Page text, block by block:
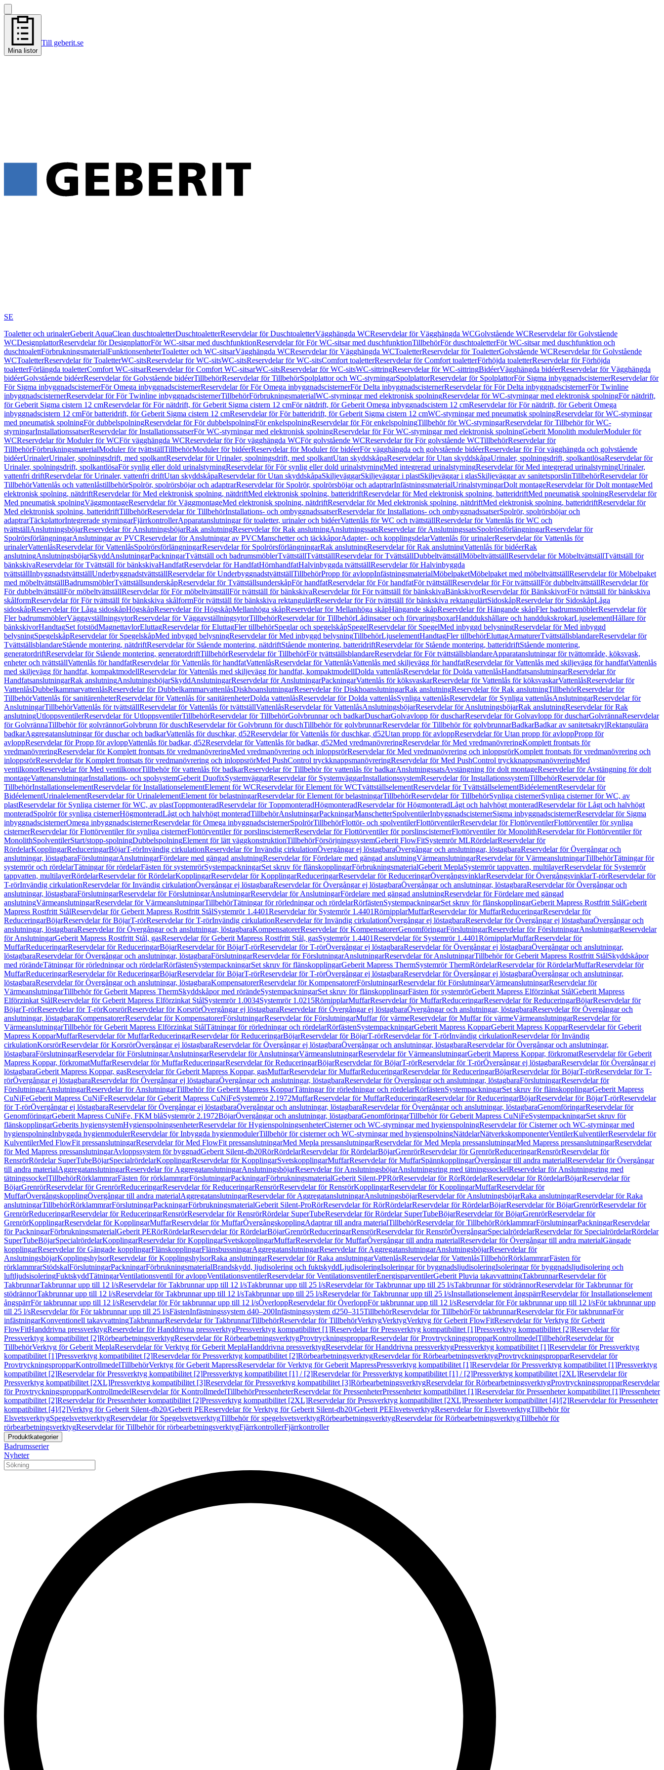
Mina listor
Till geberit.se
SE
Toaletter och urinalerGeberit AquaClean duschtoaletterDuschtoaletterReservdelar för DuschtoaletterVägghängda WCReservdelar för Vägghängda WCGolvstående WCReservdelar för Golvstående
WCDesignplattorReservdelar för DesignplattorFör WC-sitsar med duschfunktionReservdelar för För WC-sitsar med duschfunktionTillbehörFör duschtoaletterFör WC-sitsar med duschfunktion och
duschtoalettFörbrukningsmaterialFunktionsenheterToaletter och WC-sitsarVägghängda WCReservdelar för Vägghängda WCToaletterReservdelar för ToaletterGolvstående WCReservdelar för Golvstående
WCToaletterReservdelar för ToaletterWC-sitsReservdelar för WC-sitsWC-sitsReservdelar för WC-sitsComfort toaletterReservdelar för Comfort toaletterFörhöjda toaletterReservdelar för Förhöjda
toaletterFörlängda toaletterComfort WC-sitsarReservdelar för Comfort WC-sitsarWC-sitsReservdelar för WC-sitsWC-sittringReservdelar för WC-sittringBidéerVägghängda bidéerReservdelar för Vägghängda
bidéerGolvstående bidéerReservdelar för Golvstående bidéerTillbehörReservdelar för TillbehörSpolplattor och WC-styrningarSpolplattorReservdelar för SpolplattorFör Sigma inbyggnadscisternerReservdelar för
För Sigma inbyggnadscisternerFör Omega inbyggnadscisternerReservdelar för För Omega inbyggnadscisternerFör Delta inbyggnadscisternerReservdelar för För Delta inbyggnadscisternerFör Twinline
inbyggnadscisternerReservdelar för För Twinline inbyggnadscisternerTillbehörFörbrukningsmaterialWC-styrningar med elektronisk spolningReservdelar för WC-styrningar med elektronisk spolningFör nätdrift,
för Geberit Sigma cistern 12 cmReservdelar för För nätdrift, för Geberit Sigma cistern 12 cmFör nätdrift, för Geberit Omega inbyggnadscistern 12 cmReservdelar för För nätdrift, för Geberit Omega
inbyggnadscistern 12 cmFör batteridrift, för Geberit Sigma cistern 12 cmReservdelar för För batteridrift, för Geberit Sigma cistern 12 cmWC-styrningar med pneumatisk spolningReservdelar för WC-styrningar
med pneumatisk spolningFör dubbelspolningReservdelar för För dubbelspolningFör enkelspolningReservdelar för För enkelspolningTillbehör för WC-styrningarReservdelar för Tillbehör för WC-
styrningarInstallationssatserReservdelar för InstallationssatserFör WC-styrningar med elektronisk spolningReservdelar för För WC-styrningar med elektronisk spolningGeberit Monolith modulerModuler för
WCReservdelar för Moduler för WCFör vägghängda WCReservdelar för För vägghängda WCFör golvstående WCReservdelar för För golvstående WCTillbehörReservdelar för
TillbehörFörbrukningsmaterialModuler för tvättställTillbehörModuler för bidéerReservdelar för Moduler för bidéerFör vägghängda och golvstående bidéerReservdelar för För vägghängda och golvstående
bidéerUrinalerUrinaler, spolningsdrift, med spolkantReservdelar för Urinaler, spolningsdrift, med spolkantUtan skyddskåpaReservdelar för Utan skyddskåpaUrinaler, spolningsdrift, spolkantlösaReservdelar för
Urinaler, spolningsdrift, spolkantlösaFör synlig eller dold urinalstyrningReservdelar för För synlig eller dold urinalstyrningMed integrerad urinalstyrningReservdelar för Med integrerad urinalstyrningUrinaler,
vattenfri driftReservdelar för Urinaler, vattenfri driftUtan skyddskåpaReservdelar för Utan skyddskåpaSkiljeväggarSkiljeväggar i plastSkiljeväggar i glasSkiljeväggar av sanitetsporslinTillbehörReservdelar för
TillbehörVattenlås och vattenlåstillbehörSpolrör, spolrörsböjar och adaptrarReservdelar för Spolrör, spolrörsböjar och adaptrarInfästningsmaterialUrinalstyrningarDolt montageReservdelar för Dolt montageMed
elektronisk spolning, nätdriftReservdelar för Med elektronisk spolning, nätdriftMed elektronisk spolning, batteridriftReservdelar för Med elektronisk spolning, batteridriftMed pneumatisk spolningReservdelar för
Med pneumatisk spolningVäggmontageReservdelar för VäggmontageMed elektronisk spolning, nätdriftReservdelar för Med elektronisk spolning, nätdriftMed elektronisk spolning, batteridriftReservdelar för
Med elektronisk spolning, batteridriftTillbehörReservdelar för TillbehörInstallations- och ombyggnadssatserReservdelar för Installations- och ombyggnadssatserSpolrör, spolrörsböjar och
adaptrarTäckplattorIntegrerade styrningarFjärrkontrollerApparatanslutningar för toaletter, urinaler och bidéerVattenlås för WC och tvättställReservdelar för Vattenlås för WC och
tvättställAnslutningsböjarReservdelar för AnslutningsböjarRak anslutningReservdelar för Rak anslutningAnslutningssatsReservdelar för AnslutningssatsSpolrörsförlängningarReservdelar för
SpolrörsförlängningarAnslutningar av PVCReservdelar för Anslutningar av PVCManschetter och täckkåporAdapter- och kopplingsdelarVattenlås för urinalerReservdelar för Vattenlås för
urinalerVattenlåsReservdelar för VattenlåsSpolrörsförlängningarReservdelar för SpolrörsförlängningarRak anslutningReservdelar för Rak anslutningVattenlås för bidéerRak
anslutningAnslutningsböjarSkyddAnslutningarPackningarTvättställ och badrumsmöblerTvättställTvättställReservdelar för TvättställDubbeltvättställMöbeltvättställReservdelar för MöbeltvättställTvättställ för
bänkskivaReservdelar för Tvättställ för bänkskivaHandfatReservdelar för HandfatHörnhandfatHalvinbyggda tvättställReservdelar för Halvinbyggda
tvättställInbyggnadstvättställUnderbyggnadstvättställReservdelar för UnderbyggnadstvättställTillbehörPropp för avloppInfästningsmaterialMöbelpaketMöbelpaket med möbeltvättställReservdelar för Möbelpaket
med möbeltvättställBadrumsmöblerTvättställsunderskåpReservdelar för TvättställsunderskåpFör handfatReservdelar för För handfatFör tvättställReservdelar för För tvättställFör dubbeltvättställReservdelar för
För dubbeltvättställFör möbeltvättställReservdelar för För möbeltvättställFör tvättställ för bänkskivaReservdelar för För tvättställ för bänkskivaBänkskivorReservdelar för BänkskivorFör tvättställ för bänkskiva
skålformReservdelar för För tvättställ för bänkskiva skålformFör tvättställ för bänkskiva rektangulärtReservdelar för För tvättställ för bänkskiva rektangulärtSidoskåpReservdelar för SidoskåpLåga
sidoskåpReservdelar för Låga sidoskåpHögskåpReservdelar för HögskåpMellanhöga skåpReservdelar för Mellanhöga skåpHängande skåpReservdelar för Hängande skåpFler badrumsmöblerReservdelar för
Fler badrumsmöblerVäggavställningsytorReservdelar för VäggavställningsytorTillbehörReservdelar för TillbehörLådinsatser och förvaringsboxarHanddukshållare och handdukskrokarLjuselementHållare för
bänkskivorHandtagSet fotstödMagnettavlorEluttagReservdelar för EluttagFler tillbehörSpeglar och spegelskåpSpegelReservdelar för SpegelMed inbyggd belysningReservdelar för Med inbyggd
belysningSpegelskåpReservdelar för SpegelskåpMed inbyggd belysningReservdelar för Med inbyggd belysningTillbehörLjuselementHandtagFler tillbehörEluttagArmaturerTvättställsblandareReservdelar för
TvättställsblandareStående montering, nätdriftReservdelar för Stående montering, nätdriftStående montering, batteridriftReservdelar för Stående montering, batteridriftStående montering,
generatordriftReservdelar för Stående montering, generatordriftTillbehörReservdelar för TillbehörFör tvättställsblandareReservdelar för För tvättställsblandareApparatanslutningar för tvättområde, köksvask,
enheter och tvättställVattenlås för handfatReservdelar för Vattenlås för handfatVattenlåsReservdelar för VattenlåsVattenlås med skiljevägg för handfatReservdelar för Vattenlås med skiljevägg för handfatVattenlås
med skiljevägg för handfat, kompaktmodellReservdelar för Vattenlås med skiljevägg för handfat, kompaktmodellDolda vattenlåsReservdelar för Dolda vattenlåsHandfatsanslutningarReservdelar för
HandfatsanslutningarRak anslutningAnslutningsböjarSkyddAnslutningarReservdelar för AnslutningarPackningarVattenlås för köksvaskarReservdelar för Vattenlås för köksvaskarVattenlåsReservdelar för
VattenlåsDubbelkammarvattenlåsReservdelar för DubbelkammarvattenlåsDiskhoanslutningarReservdelar för DiskhoanslutningarRak anslutningReservdelar för Rak anslutningTillbehörReservdelar för
TillbehörVattenlås för sanitärenheterReservdelar för Vattenlås för sanitärenheterDolda vattenlåsReservdelar för Dolda vattenlåsSynliga vattenlåsReservdelar för Synliga vattenlåsAnslutningarReservdelar för
AnslutningarTillbehörVattenlås för tvättställReservdelar för Vattenlås för tvättställVattenlåsReservdelar för VattenlåsAnslutningsböjarReservdelar för AnslutningsböjarRak anslutningReservdelar för Rak
anslutningUtloppsventilerReservdelar för UtloppsventilerTillbehörReservdelar för TillbehörGolvbrunnar och badkarDuscharGolvavlopp för duscharReservdelar för Golvavlopp för duscharGolvrännaReservdelar
för GolvrännaTillbehör för golvrännorGolvbrunn för duschReservdelar för Golvbrunn för duschTillbehör för golvbrunnarReservdelar för Tillbehör för golvbrunnarBadkarBadkar av sanitetsakrylRektangulära
badkarAggregatanslutningar för duschar och badkarVattenlås för duschkar, d52Reservdelar för Vattenlås för duschkar, d52Utan propp för avloppReservdelar för Utan propp för avloppPropp för
avloppReservdelar för Propp för avloppVattenlås för badkar, d52Reservdelar för Vattenlås för badkar, d52Med vredmanövreringReservdelar för Med vredmanövreringKomplett frontsats för
vredmanövreringReservdelar för Komplett frontsats för vredmanövreringMed vredmanövrering och inloppsrörReservdelar för Med vredmanövrering och inloppsrörKomplett frontsats för vredmanövrering och
inloppsrörReservdelar för Komplett frontsats för vredmanövrering och inloppsrörMed PushControl tryckknappsmanövreringReservdelar för Med PushControl tryckknappsmanövreringMed
ventilkonorReservdelar för Med ventilkonorTillbehör för vattenlås för badkarReservdelar för Tillbehör för vattenlås för badkarAnslutningssatsAvstängning för dolt montageReservdelar för Avstängning för dolt
montageVattenanslutningarInstallations- och spolsystemGeberit DuofixSystemväggarReservdelar för SystemväggarInstallationssystemReservdelar för InstallationssystemTillbehörReservdelar för
TillbehörInstallationselementReservdelar för InstallationselementElement för WCReservdelar för Element för WCTvättställselementReservdelar för TvättställselementBidéelementReservdelar för
BidéelementUrinalelementReservdelar för UrinalelementElement för belastningarReservdelar för Element för belastningarTillbehörReservdelar för TillbehörSynliga cisternerSynliga cisterner för WC, av
plastReservdelar för Synliga cisterner för WC, av plastToppmonteradReservdelar för ToppmonteradHögmonteradReservdelar för HögmonteradLågt och halvhögt monteradReservdelar för Lågt och halvhögt
monteradSpolrör för synliga cisternerHögmonteradLågt och halvhögt monteradTillbehörAnslutningarPackningarManschetterSpolventilerInbyggnadscisternerSigma inbyggnadscisternerReservdelar för Sigma
inbyggnadscisternerOmega inbyggnadscisternerReservdelar för Omega inbyggnadscisternerSpolrörTillbehörFlottör- och spolventilerFlottörventilerReservdelar för FlottörventilerFlottörventiler för synliga
cisternerReservdelar för Flottörventiler för synliga cisternerFlottörventiler för porslinscisternerReservdelar för Flottörventiler för porslinscisternerFlottörventiler för MonolithReservdelar för Flottörventiler för
MonolithSpolventilerStart/stopp-spolningDubbelspolningElement för lätt väggkonstruktionTillbehörFörsörjningssystemGeberit FlowFitSystemrör MLRördelarReservdelar för
RördelarKopplingarReduceringarBöjarT-rörInvändig cirkulationReservdelar för Invändig cirkulationÖvergångar ej löstagbaraÖvergångar och anslutningar, löstagbaraReservdelar för Övergångar och
anslutningar, löstagbaraFörslutningarAnslutningarFördelare med gängad anslutningReservdelar för Fördelare med gängad anslutningVärmeanslutningarReservdelar för VärmeanslutningarTillbehörTätningar för
systemrör och rördelarTätningar för rördelarFästen för systemrörSystempackningarSet skruv för flänskopplingarFörbrukningsmaterialGeberit MeplaSystemrör tappvatten, multilayerReservdelar för Systemrör
tappvatten, multilayerRördelarReservdelar för RördelarKopplingarReservdelar för KopplingarReduceringarReservdelar för ReduceringarÖvergångsvinklarReservdelar för ÖvergångsvinklarT-rörReservdelar för
T-rörInvändig cirkulationReservdelar för Invändig cirkulationÖvergångar ej löstagbaraReservdelar för Övergångar ej löstagbaraÖvergångar och anslutningar, löstagbaraReservdelar för Övergångar och
anslutningar, löstagbaraFörslutningarReservdelar för FörslutningarAnslutningarReservdelar för AnslutningarFördelare med gängad anslutningReservdelar för Fördelare med gängad
anslutningVärmeanslutningarReservdelar för VärmeanslutningarTillbehörTätningar för rörledningar och rördelarRörfästenSystempackningarSet skruv för flänskopplingarGeberit Mapress Rostfritt StålGeberit
Mapress Rostfritt StålReservdelar för Geberit Mapress Rostfritt StålSystemrör 1.4401Reservdelar för Systemrör 1.4401RörnipplarMuffarReservdelar för MuffarReduceringarReservdelar för
ReduceringarBöjarReservdelar för BöjarT-rörReservdelar för T-rörInvändig cirkulationReservdelar för Invändig cirkulationÖvergångar ej löstagbaraReservdelar för Övergångar ej löstagbaraÖvergångar och
anslutningar, löstagbaraReservdelar för Övergångar och anslutningar, löstagbaraKompensatorerReservdelar för KompensatorerGenomföringarFörslutningarReservdelar för FörslutningarAnslutningarReservdelar
för AnslutningarGeberit Mapress Rostfritt Stål, gasReservdelar för Geberit Mapress Rostfritt Stål, gasSystemrör 1.4401Reservdelar för Systemrör 1.4401RörnipplarMuffarReservdelar för
MuffarReduceringarReservdelar för ReduceringarBöjarReservdelar för BöjarT-rörReservdelar för T-rörÖvergångar ej löstagbaraReservdelar för Övergångar ej löstagbaraÖvergångar och anslutningar,
löstagbaraReservdelar för Övergångar och anslutningar, löstagbaraFörslutningarReservdelar för FörslutningarAnslutningarReservdelar för AnslutningarTillbehör för Geberit Mapress Rostfritt StålSkyddskåpor
med rörändeTätningar för rörledningar och rördelarRörfästenSystempackningarSet skruv för flänskopplingarGeberit Mapress ThermSystemrör ThermRördelarReservdelar för RördelarMuffarReservdelar för
MuffarReduceringarReservdelar för ReduceringarBöjarReservdelar för BöjarT-rörReservdelar för T-rörÖvergångar ej löstagbaraReservdelar för Övergångar ej löstagbaraÖvergångar och anslutningar,
löstagbaraReservdelar för Övergångar och anslutningar, löstagbaraKompensatorerReservdelar för KompensatorerFörslutningarReservdelar för FörslutningarVärmeanslutningarReservdelar för
VärmeanslutningarTillbehör för Geberit Mapress ThermSkyddskåpor med rörändeSystempackningarSet skruv för flänskopplingarFästen för systemrörGeberit Mapress Elförzinkat StålGeberit Mapress
Elförzinkat StålReservdelar för Geberit Mapress Elförzinkat StålSystemrör 1.0034Systemrör 1.0215RörnipplarMuffarReservdelar för MuffarReduceringarReservdelar för ReduceringarBöjarReservdelar för
BöjarT-rörReservdelar för T-rörKorsrörReservdelar för KorsrörÖvergångar ej löstagbaraReservdelar för Övergångar ej löstagbaraÖvergångar och anslutningar, löstagbaraReservdelar för Övergångar och
anslutningar, löstagbaraKompensatorerReservdelar för KompensatorerFörslutningarReservdelar för FörslutningarMuffar för värmeReservdelar för Muffar för värmeVärmeanslutningarReservdelar för
VärmeanslutningarTillbehör för Geberit Mapress Elförzinkat StålTätningar för rörledningar och rördelarRörfästenSystempackningarGeberit Mapress KopparGeberit Mapress KopparReservdelar för Geberit
Mapress KopparMuffarReservdelar för MuffarReduceringarReservdelar för ReduceringarBöjarReservdelar för BöjarT-rörReservdelar för T-rörInvändig cirkulationReservdelar för Invändig
cirkulationKorsrörReservdelar för KorsrörÖvergångar ej löstagbaraReservdelar för Övergångar ej löstagbaraÖvergångar och anslutningar, löstagbaraReservdelar för Övergångar och anslutningar,
löstagbaraFörslutningarReservdelar för FörslutningarAnslutningarReservdelar för AnslutningarVärmeanslutningarReservdelar för VärmeanslutningarGeberit Mapress Koppar, förkromatReservdelar för Geberit
Mapress Koppar, förkromatMuffarReservdelar för MuffarReduceringarReservdelar för ReduceringarBöjarReservdelar för BöjarT-rörReservdelar för T-rörÖvergångar ej löstagbaraReservdelar för Övergångar ej
löstagbaraGeberit Mapress Koppar, gasReservdelar för Geberit Mapress Koppar, gasMuffarReservdelar för MuffarReduceringarReservdelar för ReduceringarBöjarReservdelar för BöjarT-rörReservdelar för T-
rörÖvergångar ej löstagbaraReservdelar för Övergångar ej löstagbaraÖvergångar och anslutningar, löstagbaraReservdelar för Övergångar och anslutningar, löstagbaraFörslutningarReservdelar för
FörslutningarAnslutningarReservdelar för AnslutningarTillbehör för Geberit Mapress KopparTätningar för rörledningar och rördelarRörfästenSystempackningarSet skruv för flänskopplingarGeberit Mapress
CuNiFeGeberit Mapress CuNiFeReservdelar för Geberit Mapress CuNiFeSystemrör 2.1972MuffarReservdelar för MuffarReduceringarReservdelar för ReduceringarBöjarReservdelar för BöjarT-rörReservdelar
för T-rörÖvergångar ej löstagbaraReservdelar för Övergångar ej löstagbaraÖvergångar och anslutningar, löstagbaraReservdelar för Övergångar och anslutningar, löstagbaraGenomföringarReservdelar för
GenomföringarGeberit Mapress CuNiFe, FKM blåSystemrör 2.1972BöjarÖvergångar och anslutningar, löstagbaraGenomföringarTillbehör för Geberit Mapress CuNiFeSystempackningarSet skruv för
flänskopplingarGeberits hygiensystemHygienspolningsenheterReservdelar för HygienspolningsenheterCisterner och WC-styrningar med hygienspolningReservdelar för Cisterner och WC-styrningar med
hygienspolningInbyggda hygienmodulerReservdelar för Inbyggda hygienmodulerTillbehör för cisterner och WC-styrningar med hygienspolningNätdelarNätverkskomponenterVentilerKulventilerReservdelar för
KulventilerMed FlowFit pressanslutningarReservdelar för Med FlowFit pressanslutningarMed Mepla pressanslutningarReservdelar för Med Mepla pressanslutningarMed Mapress pressanslutningarReservdelar
för Med Mapress pressanslutningarAvloppssystem för byggnadGeberit Silent-db20RörRördelarReservdelar för RördelarBöjarGrenrörReservdelar för GrenrörReduceringarRensrörReservdelar för
RensrörRördelar SuperTubeBöjarSpecialrördelarKopplingarReservdelar för KopplingarSvetskopplingarMuffarReservdelar för MuffarSpännkopplingarÖvergångar till andra materialReservdelar för Övergångar
till andra materialAggregatanslutningarReservdelar för AggregatanslutningarAnslutningsböjarReservdelar för AnslutningsböjarAnslutningsring med tätningssockelReservdelar för Anslutningsring med
tätningssockelTillbehörRörklammrarFästen för rörklammrarFörslutningarPackningarFörbrukningsmaterialGeberit Silent-PPRörReservdelar för RörRördelarReservdelar för RördelarBöjarReservdelar för
BöjarGrenrörReservdelar för GrenrörReduceringarReservdelar för ReduceringarRensrörReservdelar för RensrörKopplingarReservdelar för KopplingarMuffarReservdelar för
MuffarÖvergångskopplingÖvergångar till andra materialAggregatanslutningarReservdelar för AggregatanslutningarAnslutningsböjarReservdelar för AnslutningsböjarRaka anslutningarReservdelar för Raka
anslutningarTillbehörRörklammrarFörslutningarPackningarFörbrukningsmaterialGeberit Silent-ProRörReservdelar för RörRördelarReservdelar för RördelarBöjarReservdelar för BöjarGrenrörReservdelar för
GrenrörReduceringarReservdelar för ReduceringarRensrörReservdelar för RensrörRördelar SuperTubeReservdelar för Rördelar SuperTubeBöjarReservdelar för BöjarGrenrörReservdelar för
GrenrörKopplingarReservdelar för KopplingarMuffarReservdelar för MuffarÖvergångskopplingAdaptrar till andra materialTillbehörReservdelar för TillbehörRörklammrarFörslutningarPackningarReservdelar
för PackningarFörbrukningsmaterialGeberit PERörRördelarReservdelar för RördelarBöjarGrenrörReduceringarRensrörReservdelar för RensrörÖvergångarSpecialrördelarReservdelar för SpecialrördelarRördelar
SuperTubeBöjarSpecialrördelarKopplingarReservdelar för KopplingarSvetskopplingarMuffarReservdelar för MuffarÖvergångar till andra materialReservdelar för Övergångar till andra materialGängade
kopplingarReservdelar för Gängade kopplingarFlänskopplingarFlänsbussningarAggregatanslutningarReservdelar för AggregatanslutningarAnslutningsböjarReservdelar för
AnslutningsböjarKopplingshylsorReservdelar för KopplingshylsorRaka anslutningarReservdelar för Raka anslutningarVattenlåsReservdelar för VattenlåsTillbehörRörklammrarFästen för
rörklammrarStödskalFörslutningarPackningarFörbrukningsmaterialBrandskydd, ljudisolering och fuktskyddLjudisoleringIsoleringar för byggnadsljudisoleringIsoleringar för byggnadsljudisolering och
luftljudsisoleringFuktskyddTätningarVentilationsventil för avloppVentilationsventilerReservdelar för VentilationsventilerEnergisparventilerGeberit Pluvia takavvattningTakbrunnarReservdelar för
TakbrunnarTakbrunnar upp till 12 l/sReservdelar för Takbrunnar upp till 12 l/sTakbrunnar upp till 25 l/sReservdelar för Takbrunnar upp till 25 l/sTakbrunnar för stödrännorReservdelar för Takbrunnar för
stödrännorTakbrunnar upp till 12 l/sReservdelar för Takbrunnar upp till 12 l/sTakbrunnar upp till 25 l/sReservdelar för Takbrunnar upp till 25 l/sInstallationselement ångspärrReservdelar för Installationselement
ångspärrFör takbrunnar upp till 12 l/sReservdelar för För takbrunnar upp till 12 l/sÖverloppReservdelar för ÖverloppFör takbrunnar upp till 12 l/sReservdelar för För takbrunnar upp till 12 l/sFör takbrunnar upp
till 25 l/sReservdelar för För takbrunnar upp till 25 l/sFästenInfästningssystem d40–200Infästningssystem d250–315TillbehörReservdelar för TillbehörFör takbrunnarReservdelar för För takbrunnarFör
infästningarKonventionell takavvattningTakbrunnarReservdelar för TakbrunnarTillbehörReservdelar för TillbehörVerktygVerktygVerktyg för Geberit FlowFitReservdelar för Verktyg för Geberit
FlowFitHanddrivna pressverktygReservdelar för Handdrivna pressverktygPressverktyg kompatibilitet [1]Reservdelar för Pressverktyg kompatibilitet [1]Pressverktyg kompatibilitet [2]Reservdelar för
Pressverktyg kompatibilitet [2]RörbearbetningsverktygReservdelar för RörbearbetningsverktygProvtryckningspropparReservdelar för ProvtryckningspropparKontrollmedelTillbehörReservdelar för
TillbehörVerktyg för Geberit MeplaReservdelar för Verktyg för Geberit MeplaHanddrivna pressverktygReservdelar för Handdrivna pressverktygPressverktyg kompatibilitet [1]Reservdelar för Pressverktyg
kompatibilitet [1]Pressverktyg kompatibilitet [2]Reservdelar för Pressverktyg kompatibilitet [2]RörbearbetningsverktygReservdelar för RörbearbetningsverktygProvtryckningspropparReservdelar för
ProvtryckningspropparKontrollmedelTillbehörVerktyg för Geberit MapressReservdelar för Verktyg för Geberit MapressPressverktyg kompatibilitet [1]Reservdelar för Pressverktyg kompatibilitet [1]Pressverktyg
kompatibilitet [2]Reservdelar för Pressverktyg kompatibilitet [2]Pressverktyg kompatibilitet [1] / [2]Reservdelar för Pressverktyg kompatibilitet [1] / [2]Pressverktyg kompatibilitet [2XL]Reservdelar för
Pressverktyg kompatibilitet [2XL]Pressverktyg kompatibilitet [3]Reservdelar för Pressverktyg kompatibilitet [3]RörbearbetningsverktygReservdelar för RörbearbetningsverktygProvtryckningspropparReservdelar
för ProvtryckningspropparKontrollmedelReservdelar för KontrollmedelTillbehörPressenheterReservdelar för PressenheterPressenheter kompatibilitet [1]Reservdelar för Pressenheter kompatibilitet [1]Pressenheter
kompatibilitet [2]Reservdelar för Pressenheter kompatibilitet [2]Pressverktyg kompatibilitet [2XL]Reservdelar för Pressverktyg kompatibilitet [2XL]Pressenheter kompatibilitet [4]/[2]Reservdelar för Pressenheter
kompatibilitet [4]/[2]Verktyg för Geberit Silent-db20/Geberit PEReservdelar för Verktyg för Geberit Silent-db20/Geberit PEElsvetsverktygReservdelar för ElsvetsverktygTillbehör för
ElsvetsverktygSpegelsvetsverktygReservdelar för SpegelsvetsverktygTillbehör för spegelsvetsverktygRörbearbetningsverktygReservdelar för RörbearbetningsverktygTillbehör för
rörbearbetningsverktygReservdelar för Tillbehör för rörbearbetningsverktygFjärrkontrollerFjärrkontroller
Produktkategorier
Badrumsserier
Nyheter